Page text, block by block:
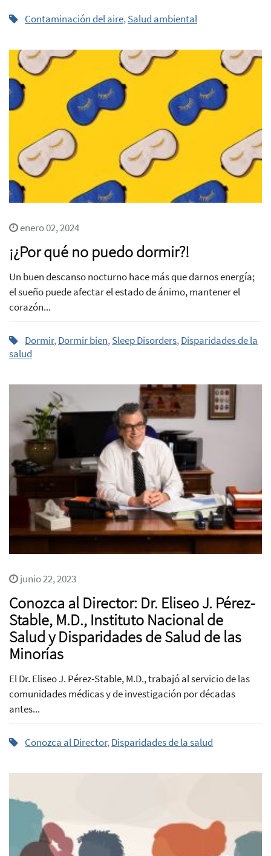
Contaminación del aire,Salud ambiental
enero 02, 2024
¡¿Por qué no puedo dormir?!
Un buen descanso nocturno hace más que darnos energía;
el sueño puede afectar el estado de ánimo, mantener el
corazón...
Dormir,Dormir bien,Sleep Disorders,Disparidades de la
salud
junio 22, 2023
Conozca al Director: Dr. Eliseo J. Pérez-
Stable, M.D., Instituto Nacional de
Salud y Disparidades de Salud de las
Minorías
El Dr. Eliseo J. Pérez-Stable, M.D., trabajó al servicio de las
comunidades médicas y de investigación por décadas
antes...
Conozca al Director,Disparidades de la salud